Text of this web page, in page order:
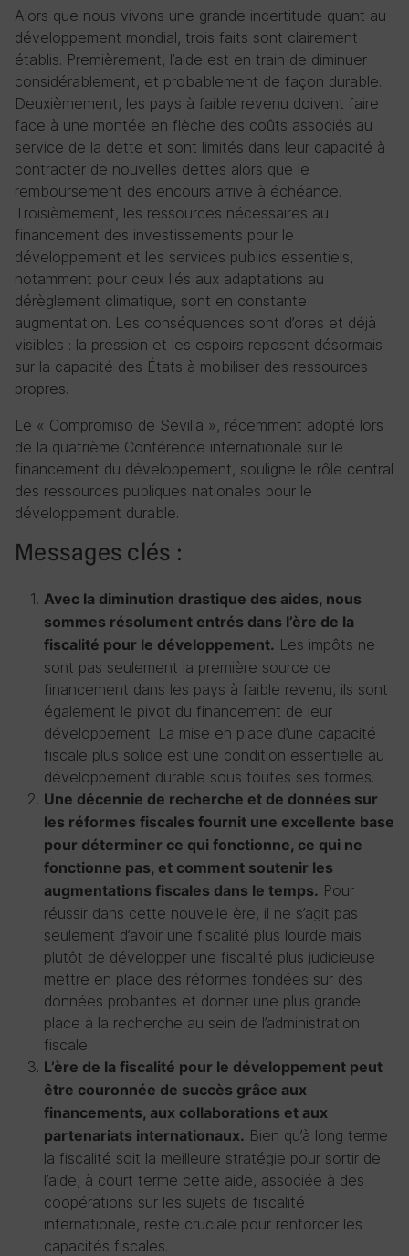
Alors que nous vivons une grande incertitude quant au
développement mondial, trois faits sont clairement
établis. Premièrement, l’aide est en train de diminuer
considérablement, et probablement de façon durable.
Deuxièmement, les pays à faible revenu doivent faire
face à une montée en flèche des coûts associés au
service de la dette et sont limités dans leur capacité à
contracter de nouvelles dettes alors que le
remboursement des encours arrive à échéance.
Troisièmement, les ressources nécessaires au
financement des investissements pour le
développement et les services publics essentiels,
notamment pour ceux liés aux adaptations au
dérèglement climatique, sont en constante
augmentation. Les conséquences sont d’ores et déjà
visibles : la pression et les espoirs reposent désormais
sur la capacité des États à mobiliser des ressources
propres.
Le « Compromiso de Sevilla », récemment adopté lors
de la quatrième Conférence internationale sur le
financement du développement, souligne le rôle central
des ressources publiques nationales pour le
développement durable.
Messages clés :
Avec la diminution drastique des aides, nous
sommes résolument entrés dans l’ère de la
fiscalité pour le développement. Les impôts ne
sont pas seulement la première source de
financement dans les pays à faible revenu, ils sont
également le pivot du financement de leur
développement. La mise en place d’une capacité
fiscale plus solide est une condition essentielle au
développement durable sous toutes ses formes.
Une décennie de recherche et de données sur
les réformes fiscales fournit une excellente base
pour déterminer ce qui fonctionne, ce qui ne
fonctionne pas, et comment soutenir les
augmentations fiscales dans le temps. Pour
réussir dans cette nouvelle ère, il ne s’agit pas
seulement d’avoir une fiscalité plus lourde mais
plutôt de développer une fiscalité plus judicieuse
mettre en place des réformes fondées sur des
données probantes et donner une plus grande
place à la recherche au sein de l’administration
fiscale.
L’ère de la fiscalité pour le développement peut
être couronnée de succès grâce aux
financements, aux collaborations et aux
partenariats internationaux. Bien qu’à long terme
la fiscalité soit la meilleure stratégie pour sortir de
l’aide, à court terme cette aide, associée à des
coopérations sur les sujets de fiscalité
internationale, reste cruciale pour renforcer les
capacités fiscales.